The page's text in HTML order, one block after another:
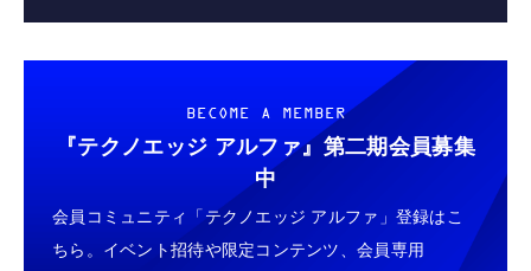
BECOME A MEMBER
『テクノエッジ アルファ』 第二期会員募集
中
会員コミュニティ「テクノエッジ アルファ」登録はこ
ちら。イベント招待や限定コンテンツ、会員専用